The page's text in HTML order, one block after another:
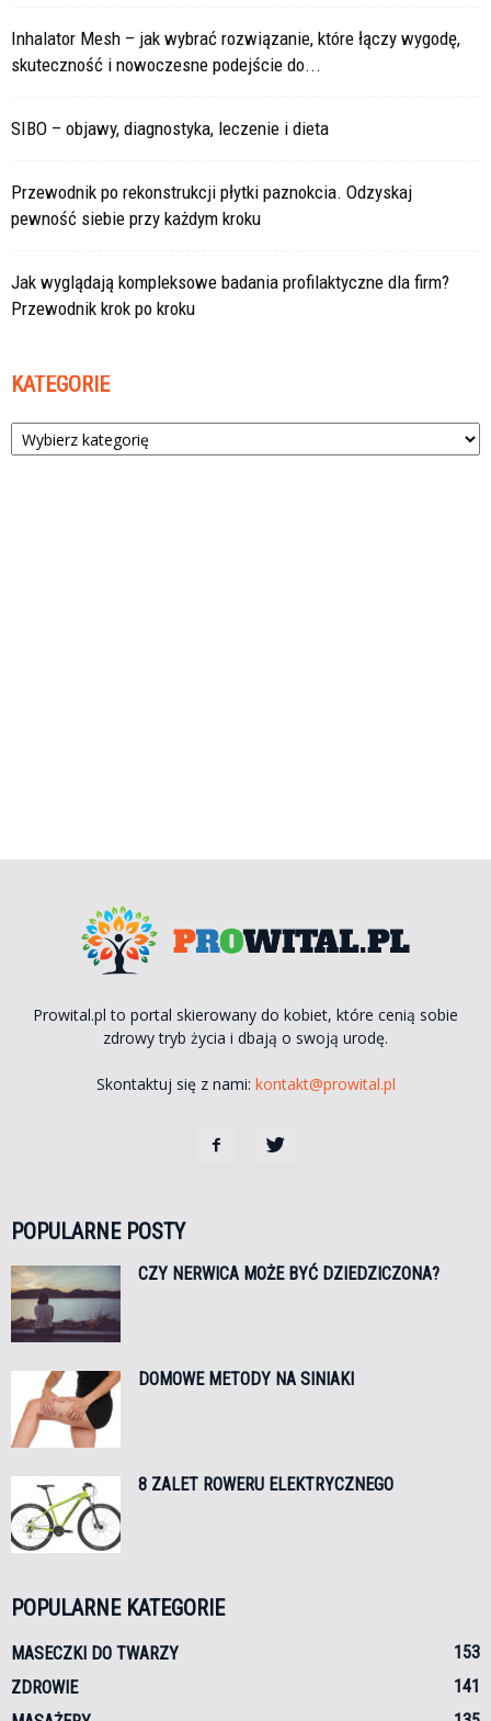
Inhalator Mesh – jak wybrać rozwiązanie, które łączy wygodę,
skuteczność i nowoczesne podejście do...
SIBO – objawy, diagnostyka, leczenie i dieta
Przewodnik po rekonstrukcji płytki paznokcia. Odzyskaj
pewność siebie przy każdym kroku
Jak wyglądają kompleksowe badania profilaktyczne dla firm?
Przewodnik krok po kroku
KATEGORIE
Kategorie
Prowital.pl to portal skierowany do kobiet, które cenią sobie
zdrowy tryb życia i dbają o swoją urodę.
Skontaktuj się z nami: kontakt@prowital.pl
POPULARNE POSTY
CZY NERWICA MOŻE BYĆ DZIEDZICZONA?
DOMOWE METODY NA SINIAKI
8 ZALET ROWERU ELEKTRYCZNEGO
POPULARNE KATEGORIE
MASECZKI DO TWARZY
153
ZDROWIE
141